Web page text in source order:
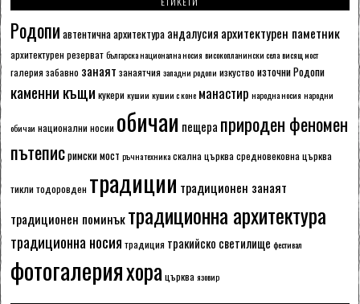
Родопи автентична архитектура андалусия архитектурен паметник
архитектурен резерват българска национална носия високопланински села висящ мост
галерия забавно занаят занаятчия западни родопи изкуство източни Родопи
каменни къщи кукери кушии кушии с коне манастир народна носия народни
обичаи национални носии обичаи пещера природен феномен
пътеписримски мост ръчна техника скална църквасредновековна църква
тикли тодоровден традиции традиционен занаят
традиционен поминъктрадиционна архитектура
традиционна носия традиция тракийско светилище фестивал
фотогалерияхора църква язовир